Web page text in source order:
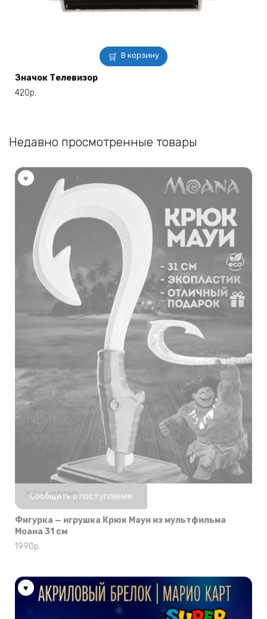
В корзину
Значок Телевизор
420р.
Недавно просмотренные товары
Нет в наличии
Сообщить о поступлении
Фигурка — игрушка Крюк Мауи из мультфильма
Моана 31 см
1990р.